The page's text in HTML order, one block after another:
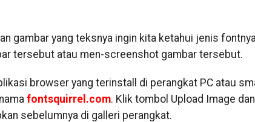
gambar yang teksnya ingin kita ketahui jenis
tersebut atau men-screenshot gambar tersebut.
browser yang terinstall di perangkat PC atau
fontsquirrel.com. Klik tombol Upload Image
sebelumnya di galleri perangkat.